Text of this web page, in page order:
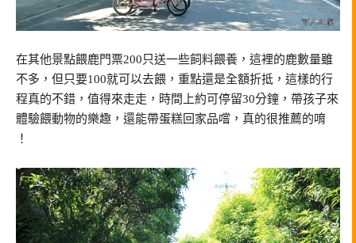
在其他景點餵鹿門票200只送一些飼料餵養，這裡的鹿數量雖
不多，但只要100就可以去餵，重點還是全額折抵，這樣的行
程真的不錯，值得來走走，時間上約可停留30分鐘，帶孩子來
體驗餵動物的樂趣，還能帶蛋糕回家品嚐，真的很推薦的唷
！